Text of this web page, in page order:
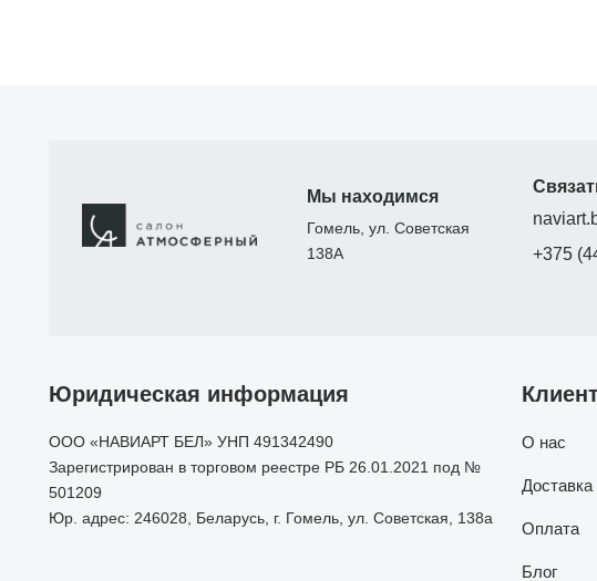
Мы находимся
Гомель, ул. Советская
138А
+375
Юридическая информация
ООО «НАВИАРТ БЕЛ» УНП 491342490
Зарегистрирован в торговом реестре РБ 26.01.2021 под №
501209
Юр. адрес: 246028, Беларусь, г. Гомель, ул. Советская, 138а
О нас
Доставка
Оплата
Блог